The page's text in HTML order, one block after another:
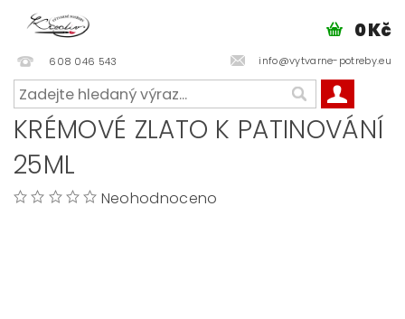
608 046 543 info@vytvarne-potreby.eu
0 Kč
KRÉMOVÉ ZLATO K PATINOVÁNÍ
25ML
Neohodnoceno